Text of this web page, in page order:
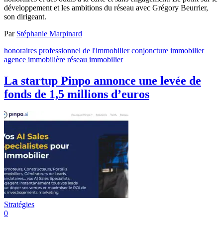
développement et les ambitions du réseau avec Grégory Beurrier,
son dirigeant.
Par Stéphanie Marpinard
honoraires professionnel de l'immobilier conjoncture immobilier
agence immobilière réseau immobilier
La startup Pinpo annonce une levée de
fonds de 1,5 millions d’euros
Stratégies
0